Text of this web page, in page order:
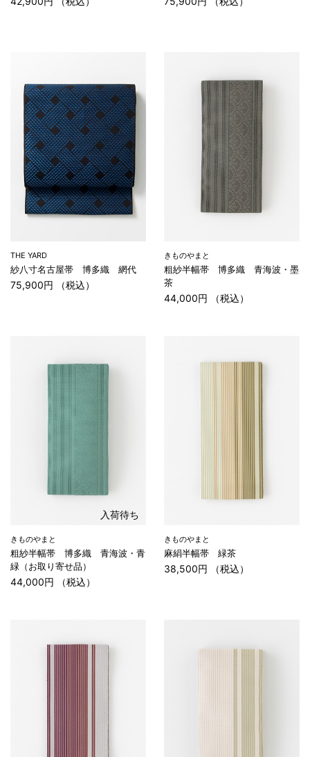
THE YARD
紗八寸名古屋帯 博多織 網代
75,900円 （税込）
きものやまと
粗紗半幅帯 博多織 青海波・墨
茶
44,000円 （税込）
入荷待ち
きものやまと
粗紗半幅帯 博多織 青海波・青
緑（お取り寄せ品）
44,000円 （税込）
きものやまと
麻絹半幅帯 緑茶
38,500円 （税込）